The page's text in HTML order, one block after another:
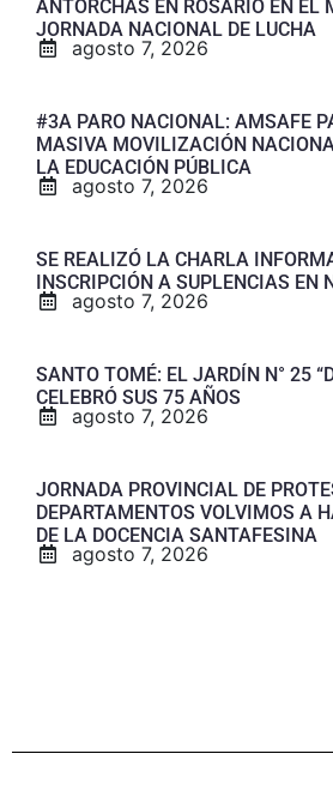
ANTORCHAS EN ROSARIO EN EL
JORNADA NACIONAL DE LUCHA
agosto 7, 2026
#3A PARO NACIONAL: AMSAFE
MASIVA MOVILIZACIÓN
LA EDUCACIÓN PÚBLICA
agosto 7, 2026
SE REALIZÓ LA CHARLA
INSCRIPCIÓN A SUPLENCIAS EN
agosto 7, 2026
SANTO TOMÉ: EL JARDÍN N° 25
CELEBRÓ SUS 75 AÑOS
agosto 7, 2026
JORNADA PROVINCIAL DE
DEPARTAMENTOS VOLVIMOS A
DE LA DOCENCIA SANTAFESINA
agosto 7, 2026